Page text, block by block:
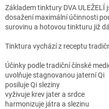
Základem tinktury DVA
dosažení maximální účinnosti
surovinu a hotovou tinkturu již
Tinktura vychází z receptu
Účinky podle tradiční čínské
uvolňuje stagnovanou jaterní Qi
posiluje Qi sleziny
vyživuje krev jater a srdce
harmonizuje játra a slezinu